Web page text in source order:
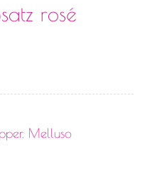
rosé
, Melluso